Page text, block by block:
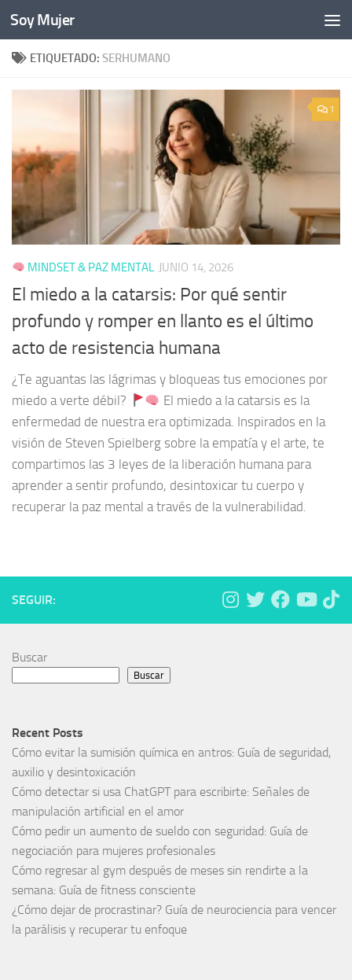
Bajo el contenido
Soy Mujer
ETIQUETADO: SERHUMANO
1
MINDSET & PAZ MENTAL JUNIO 14, 2026
El miedo a la catarsis: Por qué sentir
profundo y romper en llanto es el último
acto de resistencia humana
¿Te aguantas las lágrimas y bloqueas tus emociones por
miedo a verte débil?
El miedo a la catarsis es la
enfermedad de nuestra era optimizada. Inspirados en la
visión de Steven Spielberg sobre la empatía y el arte, te
compartimos las 3 leyes de la liberación humana para
aprender a sentir profundo, desintoxicar tu cuerpo y
recuperar la paz mental a través de la vulnerabilidad.
SEGUIR:
Buscar
Buscar
Recent Posts
Cómo evitar la sumisión química en antros: Guía de seguridad,
auxilio y desintoxicación
Cómo detectar si usa ChatGPT para escribirte: Señales de
manipulación artificial en el amor
Cómo pedir un aumento de sueldo con seguridad: Guía de
negociación para mujeres profesionales
Cómo regresar al gym después de meses sin rendirte a la
semana: Guía de fitness consciente
¿Cómo dejar de procrastinar? Guía de neurociencia para vencer
la parálisis y recuperar tu enfoque